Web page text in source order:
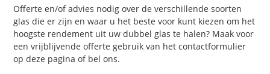
Offerte en/of advies nodig over de verschillende soorten
glas die er zijn en waar u het beste voor kunt kiezen om het
hoogste rendement uit uw dubbel glas te halen? Maak voor
een vrijblijvende offerte gebruik van het contactformulier
op deze pagina of bel ons.